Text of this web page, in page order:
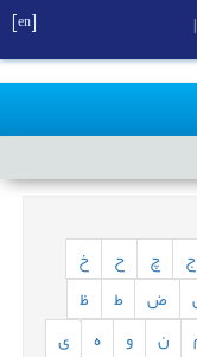
ج چ ح
خ
ض ط
ظ
ن و ه ی